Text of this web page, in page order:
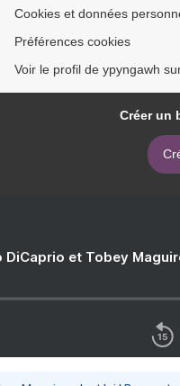
Cookies et données
Préférences cookies
Voir le profil de ypyngawh
Créer un
DiCaprio et Tobey